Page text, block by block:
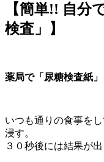
【簡単!! 自分
検査」】
薬局で「尿糖検査紙
いつも通りの食事を
浸す。
３０秒後には結果が